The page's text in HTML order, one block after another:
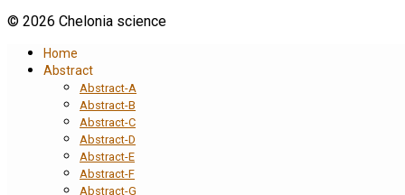
© 2026 Chelonia science
Home
Abstract
Abstract-A
Abstract-B
Abstract-C
Abstract-D
Abstract-E
Abstract-F
Abstract-G